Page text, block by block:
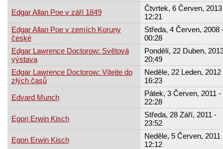
Edgar Allan Poe v září 1849
Čtvrtek, 6 Červen,
12:21
Edgar Allan Poe v zemích Koruny
české
Středa, 4 Červen, 2008
00:28
Edgar Lawrence Doctorow: Světová
výstava
Pondělí, 22 Duben,
20:49
Edgar Lawrence Doctorow: Vítejte do
zlých časů
Neděle, 22 Leden, 2012
16:23
Edvard Munch
Pátek, 3 Červen, 2011 -
22:28
Egon Erwin Kisch
Středa, 28 Září, 2011 -
23:52
Egon Erwin Kisch
Neděle, 5 Červen, 2011
12:12